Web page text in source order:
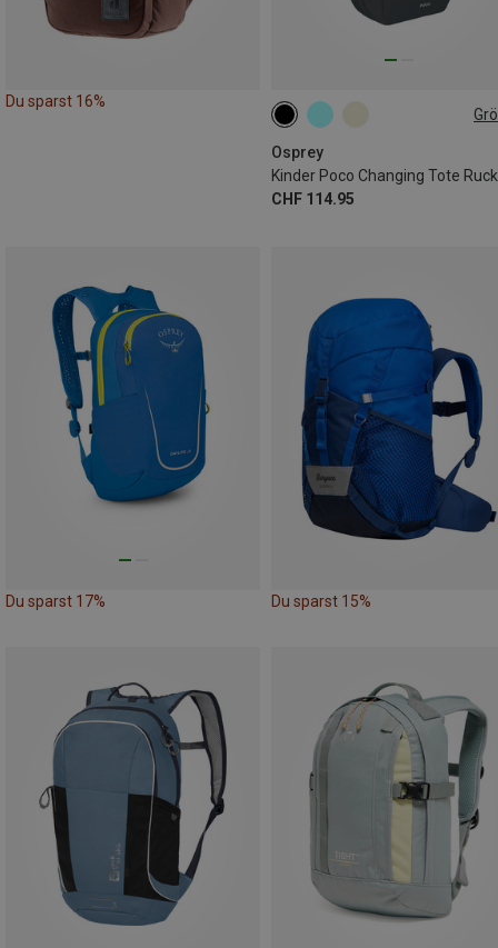
Du sparst 16%
Osprey
CHF 114.95
18L
Du sparst 17% Du sparst 15%